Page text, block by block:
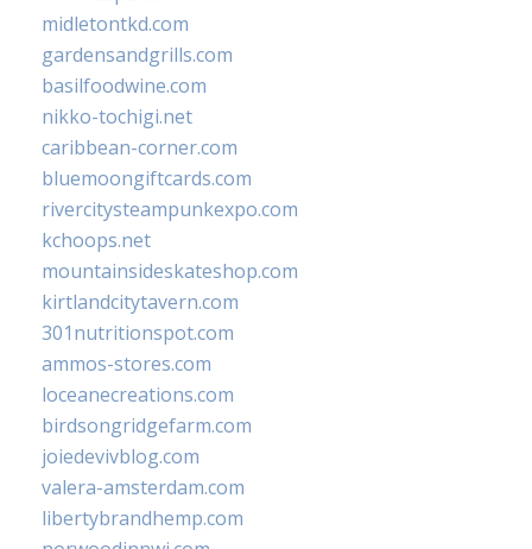
midletontkd.com
gardensandgrills.com
basilfoodwine.com
nikko-tochigi.net
caribbean-corner.com
bluemoongiftcards.com
rivercitysteampunkexpo.com
kchoops.net
mountainsideskateshop.com
kirtlandcitytavern.com
301nutritionspot.com
ammos-stores.com
loceanecreations.com
birdsongridgefarm.com
joiedevivblog.com
valera-amsterdam.com
libertybrandhemp.com